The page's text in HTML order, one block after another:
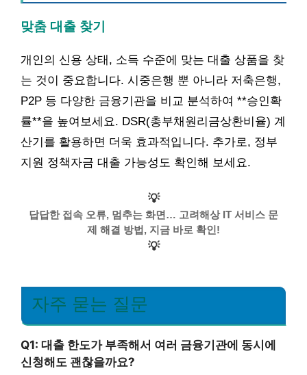
맞춤 대출 찾기
개인의 신용 상태, 소득 수준에 맞는 대출 상품을 찾
는 것이 중요합니다. 시중은행 뿐 아니라 저축은행,
P2P 등 다양한 금융기관을 비교 분석하여 **승인확
률**을 높여보세요. DSR(총부채원리금상환비율) 계
산기를 활용하면 더욱 효과적입니다. 추가로, 정부
지원 정책자금 대출 가능성도 확인해 보세요.
💡
답답한 접속 오류, 멈추는 화면… 고려해상 IT 서비스 문
제 해결 방법, 지금 바로 확인!
💡
자주 묻는 질문
Q1: 대출 한도가 부족해서 여러 금융기관에 동시에
신청해도 괜찮을까요?